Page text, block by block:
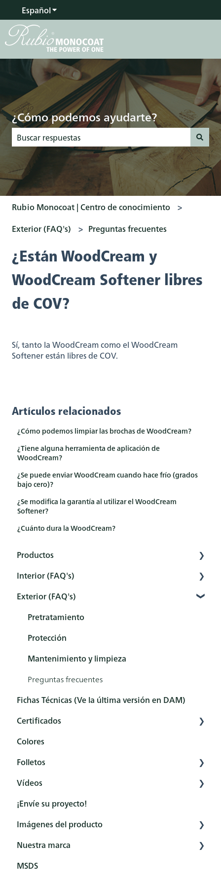
EspañolTraducciones de Mostrar submenú de
¿Cómo podemos ayudarte?
No hay sugerencias porque el campo de búsqueda está
Rubio Monocoat | Centro de conocimiento
Exterior (FAQ's) Preguntas frecuentes
¿Están WoodCream y
WoodCream Softener libres
de COV?
Sí, tanto la WoodCream como el WoodCream
Softener están libres de COV.
Artículos relacionados
¿Cómo podemos limpiar las brochas de WoodCream?
¿Tiene alguna herramienta de aplicación de
WoodCream?
¿Se puede enviar WoodCream cuando hace frío (grados
bajo cero)?
¿Se modifica la garantía al utilizar el WoodCream
Softener?
¿Cuánto dura la WoodCream?
Productos
Interior
Exterior
Herramientas
Sets
Interior (FAQ's)
Preparación
Pretratamiento
Protección
Mantenimiento y limpieza
Postratamiento
Preguntas frecuentes
Exterior (FAQ's)
Pretratamiento
Protección
Mantenimiento y limpieza
Preguntas frecuentes
Fichas Técnicas (Ve la última versión en DAM)
Certificados
Resumen
Certificados
Colores
Folletos
General
Producto
Cátalogos de colores
Vídeos
Canal YouTube de Rubio Monocoat
How to - Protección interior
How to - Protección exterior
How to - Pretratamientos
¡Envíe su proyecto!
Imágenes del producto
Interior
Exterior
Nuestra marca
Elementos de marca
MSDS